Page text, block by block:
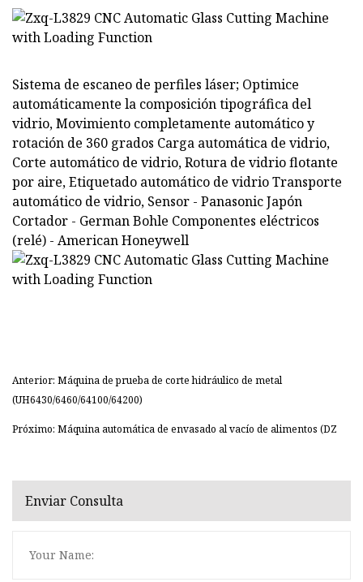
Sistema de escaneo de perfiles láser; Optimice
automáticamente la composición tipográfica del
vidrio, Movimiento completamente automático y
rotación de 360 ​​grados Carga automática de vidrio,
Corte automático de vidrio, Rotura de vidrio flotante
por aire, Etiquetado automático de vidrio Transporte
automático de vidrio, Sensor - Panasonic Japón
Cortador - German Bohle Componentes eléctricos
(relé) - American Honeywell
Anterior: Máquina de prueba de corte hidráulico de metal
(UH6430/6460/64100/64200)
Próximo: Máquina automática de envasado al vacío de alimentos (DZ
Enviar Consulta